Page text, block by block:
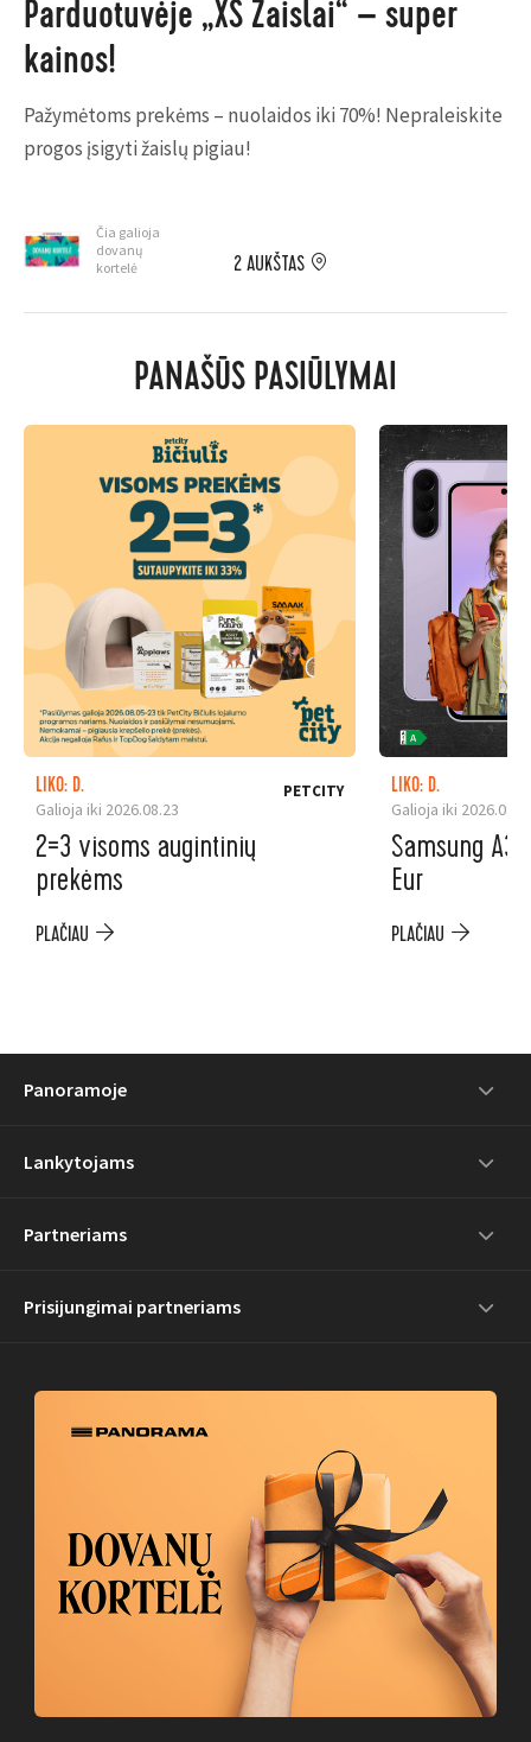
Parduotuvėje „XS Žaislai“ – super
kainos!
Pažymėtoms prekėms – nuolaidos iki 70%! Nepraleiskite
progos įsigyti žaislų pigiau!
Čia galioja
dovanų
kortelė
2 AUKŠTAS
PANAŠŪS PASIŪLYMAI
LIKO: D.
Galioja iki 2026.08.23
PETCITY
2=3 visoms augintinių
prekėms
PLAČIAU
LIKO: D.
Galioja iki
Samsung
Eur
PLAČIAU
Panoramoje
Lankytojams
Partneriams
Prisijungimai partneriams